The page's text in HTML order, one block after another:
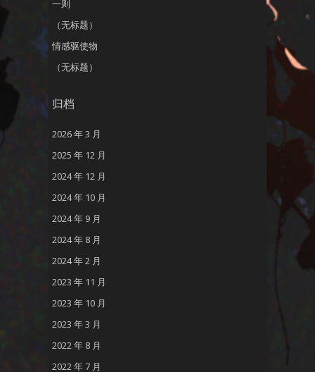
一则
（无标题）
情感驱使物
（无标题）
归档
2026 年 3 月
2025 年 12 月
2024 年 12 月
2024 年 10 月
2024 年 9 月
2024 年 8 月
2024 年 2 月
2023 年 11 月
2023 年 10 月
2023 年 3 月
2022 年 8 月
2022 年 7 月